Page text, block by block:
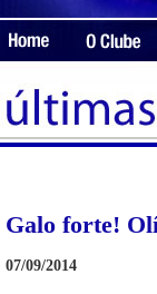
Galo forte!
07/09/2014